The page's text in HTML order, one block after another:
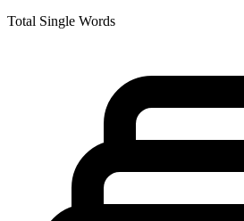
Total Single Words